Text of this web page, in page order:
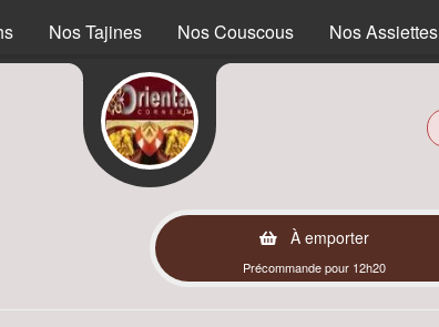
Nos Tajines Nos Couscous Nos Assiettes
À emporter
Précommande pour 12h20